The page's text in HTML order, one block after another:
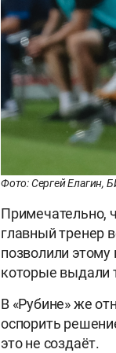
Фото: Сергей Елагин,
Примечательно,
главный тренер
позволили
которые выдали
В «Рубине» же
оспорить
это не создаёт.